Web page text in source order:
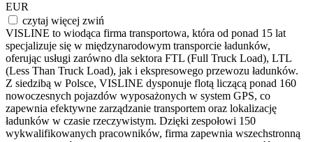
EUR
czytaj więcej zwiń
VISLINE to wiodąca firma transportowa, która od ponad 15 lat
specjalizuje się w międzynarodowym transporcie ładunków,
oferując usługi zarówno dla sektora FTL (Full Truck Load), LTL
(Less Than Truck Load), jak i ekspresowego przewozu ładunków.
Z siedzibą w Polsce, VISLINE dysponuje flotą liczącą ponad 160
nowoczesnych pojazdów wyposażonych w system GPS, co
zapewnia efektywne zarządzanie transportem oraz lokalizację
ładunków w czasie rzeczywistym. Dzięki zespołowi 150
wykwalifikowanych pracowników, firma zapewnia wszechstronną